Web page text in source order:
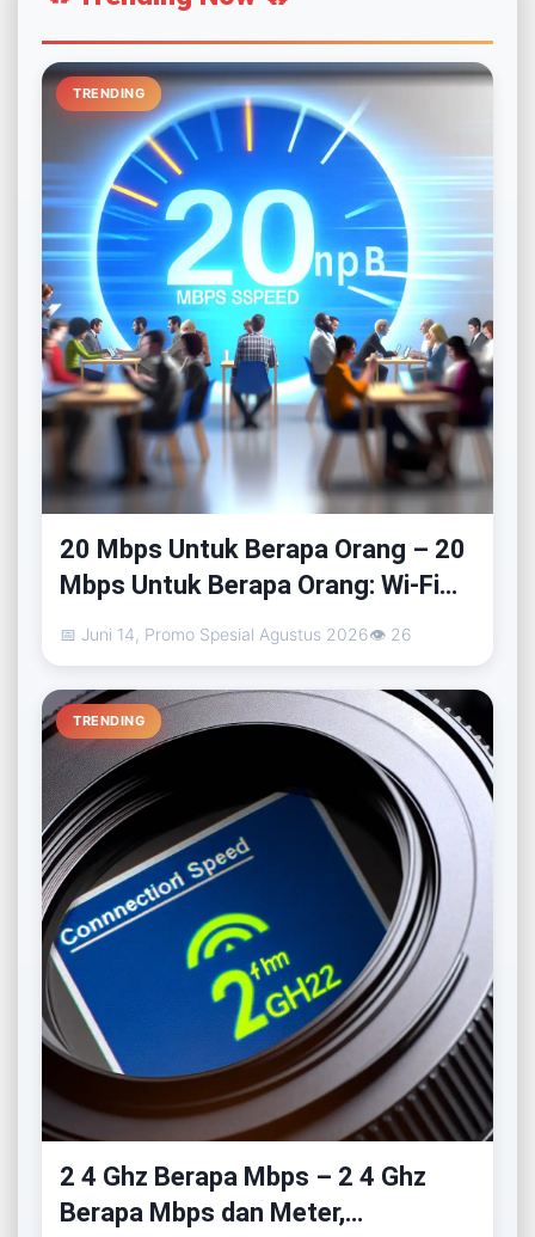
TRENDING
20 Mbps Untuk Berapa Orang – 20
Mbps Untuk Berapa Orang: Wi-Fi
Iconnet, Myrepublic, dan Indihome
📅 Juni 14, Promo Spesial Agustus 2026👁 26
TRENDING
2 4 Ghz Berapa Mbps – 2 4 Ghz
Berapa Mbps dan Meter,